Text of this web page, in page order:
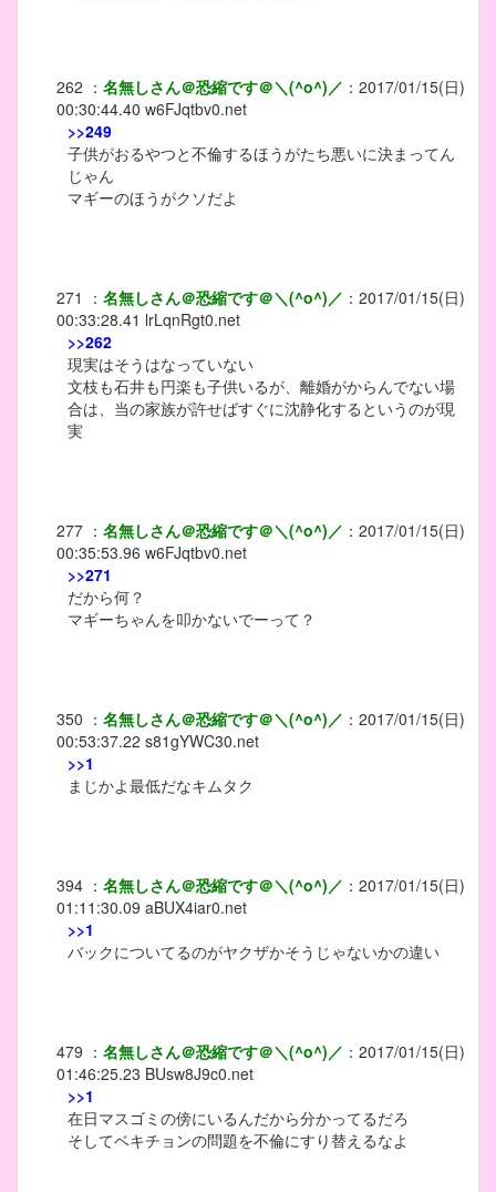
262 ： 名無しさん＠恐縮です＠＼(^o^)／ ： 2017/01/15(日)
00:30:44.40 w6FJqtbv0.net
>>249
子供がおるやつと不倫するほうがたち悪いに決まってん
じゃん
マギーのほうがクソだよ
271 ： 名無しさん＠恐縮です＠＼(^o^)／ ： 2017/01/15(日)
00:33:28.41 lrLqnRgt0.net
>>262
現実はそうはなっていない
文枝も石井も円楽も子供いるが、離婚がからんでない場
合は、当の家族が許せばすぐに沈静化するというのが現
実
277 ： 名無しさん＠恐縮です＠＼(^o^)／ ： 2017/01/15(日)
00:35:53.96 w6FJqtbv0.net
>>271
だから何？
マギーちゃんを叩かないでーって？
350 ： 名無しさん＠恐縮です＠＼(^o^)／ ： 2017/01/15(日)
00:53:37.22 s81gYWC30.net
>>1
まじかよ最低だなキムタク
394 ： 名無しさん＠恐縮です＠＼(^o^)／ ： 2017/01/15(日)
01:11:30.09 aBUX4iar0.net
>>1
バックについてるのがヤクザかそうじゃないかの違い
479 ： 名無しさん＠恐縮です＠＼(^o^)／ ： 2017/01/15(日)
01:46:25.23 BUsw8J9c0.net
>>1
在日マスゴミの傍にいるんだから分かってるだろ
そしてベキチョンの問題を不倫にすり替えるなよ